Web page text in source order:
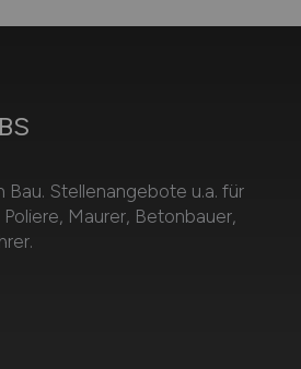
Stellenangebote u.a. für
Maurer, Betonbauer,